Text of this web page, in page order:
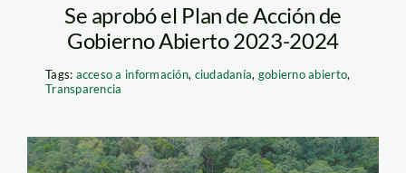
Se aprobó el Plan de Acción de
Gobierno Abierto 2023-2024
Tags: acceso a información, ciudadanía, gobierno abierto,
Transparencia